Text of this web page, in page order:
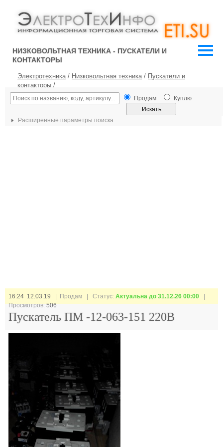
НИЗКОВОЛЬТНАЯ ТЕХНИКА - ПУСКАТЕЛИ И
КОНТАКТОРЫ
Электротехника/ Низковольтная техника/ Пускатели и
контакторы /
Продам Куплю
Расширенные параметры поиска
16:24 12.03.19 | Продам | Статус: Актуальна до 31.12.26 00:00
Просмотров:506
Пускатель ПМ -12-063-151 220В